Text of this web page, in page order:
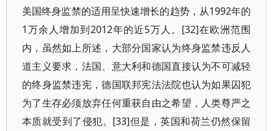
美国终身监禁的适用呈快速增长的趋势，从1992年的
1万余人增加到2012年的近5万人。[32]在欧洲范围
内，虽然如上所述，大部分国家认为终身监禁违反人
道主义要求，法国、意大利和德国直接认为不可减轻
的终身监禁违宪，德国联邦宪法法院也认为如果囚犯
为了生存必须放弃任何重获自由之希望，人类尊严之
本质就受到了侵犯。[33]但是，英国和荷兰仍然保留